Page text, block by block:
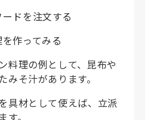
ドを注文する
作ってみる
料理の例として、昆布や
みそ汁があります。
具材として使えば、立派
。